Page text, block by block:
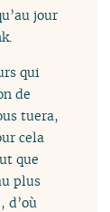
jour
qui
de
tuera,
cela
que
plus
d’où